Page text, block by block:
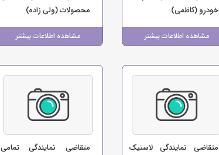
مشاهده اطلاعات بیشتر
خودرو (کاظمی)
مشاهده اطلاعات بیشتر
محصولات (ولی زاده)
متقاضی نمایندگی لاستیک
متقاضی نمایندگی تمامی